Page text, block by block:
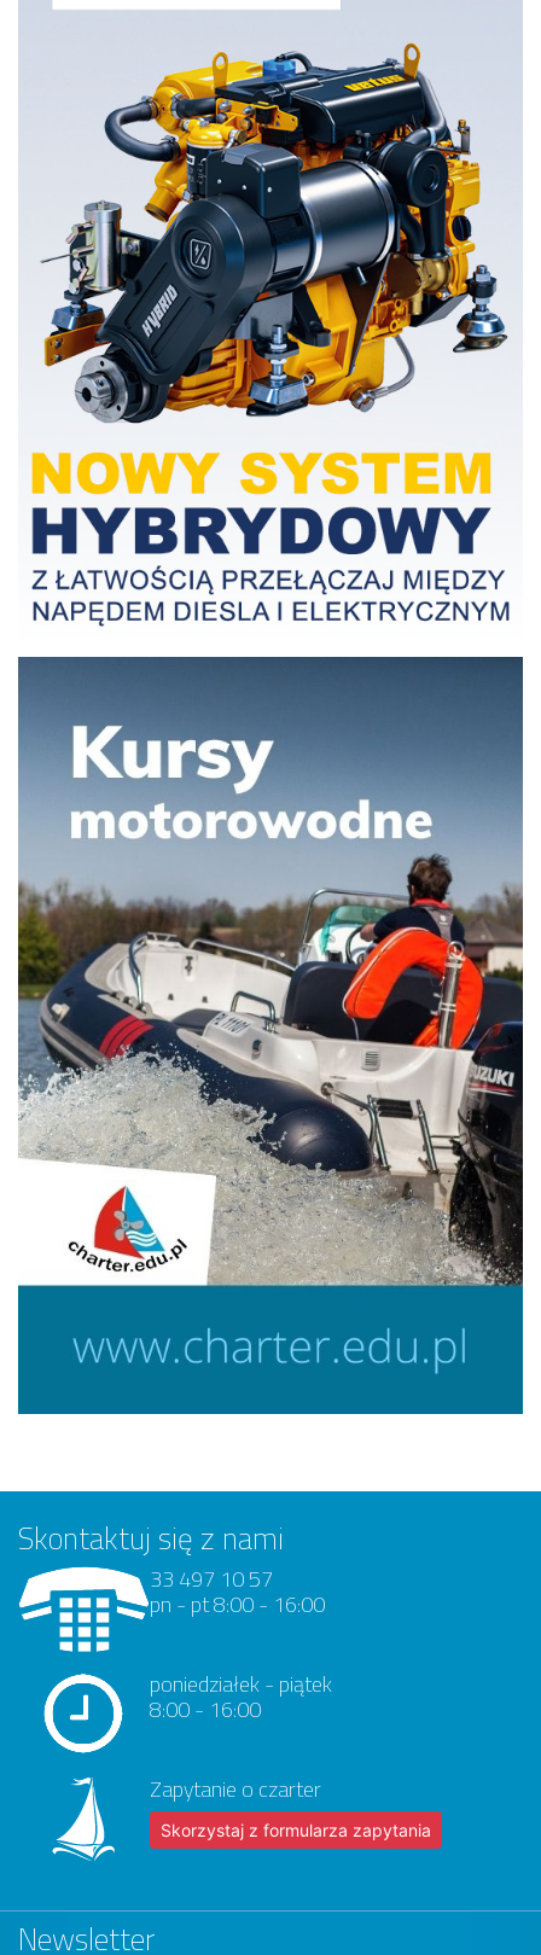
Skontaktuj się z nami
33 497 10 57
pn - pt 8:00 - 16:00
poniedziałek - piątek
8:00 - 16:00
Zapytanie o czarter
Skorzystaj z formularza zapytania
Newsletter